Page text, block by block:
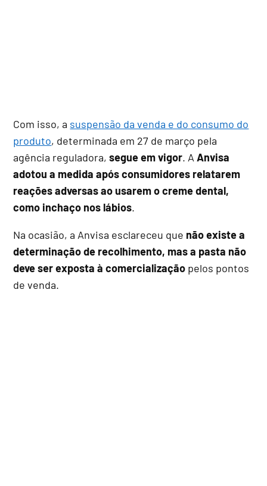
Com isso, a suspensão da venda e do consumo do
produto, determinada em 27 de março pela
agência reguladora,segue em vigor. AAnvisa
adotou a medida após consumidores relatarem
reações adversas ao usarem o creme dental,
como inchaço nos lábios.
Na ocasião, a Anvisa esclareceu que não existe a
determinação de recolhimento, mas a pasta não
deve ser exposta à comercialização pelos pontos
de venda.